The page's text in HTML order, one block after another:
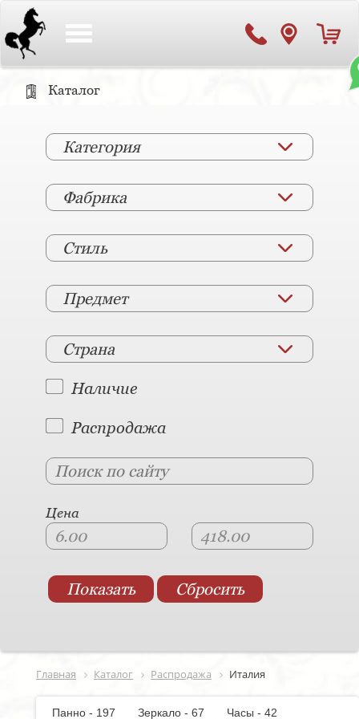
Каталог
Категория
Фабрика
Стиль
Предмет
Страна
Наличие
Распродажа
Цена
Главная Каталог Распродажа Италия
Панно - 197 Зеркало - 67
Часы - 42